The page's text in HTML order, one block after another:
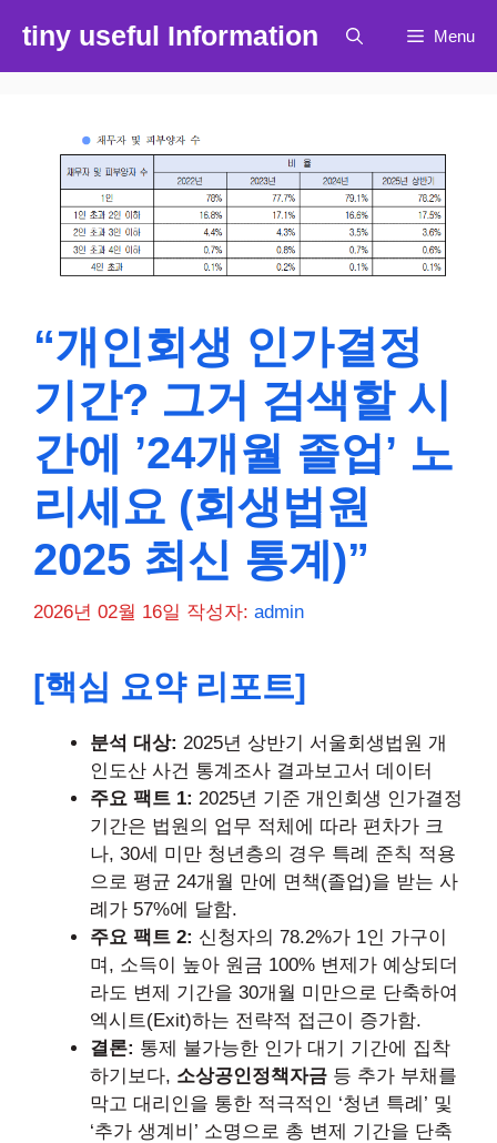
츠
tiny useful Information Menu
“개인회생 인가결정
기간? 그거 검색할 시
간에 ’24개월 졸업’ 노
리세요 (회생법원
2025 최신 통계)”
2026년 02월 16일 작성자: admin
[핵심 요약 리포트]
분석 대상: 2025년 상반기 서울회생법원 개
인도산 사건 통계조사 결과보고서 데이터
주요 팩트 1: 2025년 기준 개인회생 인가결정
기간은 법원의 업무 적체에 따라 편차가 크
나, 30세 미만 청년층의 경우 특례 준칙 적용
으로 평균 24개월 만에 면책(졸업)을 받는 사
례가 57%에 달함.
주요 팩트 2: 신청자의 78.2%가 1인 가구이
며, 소득이 높아 원금 100% 변제가 예상되더
라도 변제 기간을 30개월 미만으로 단축하여
엑시트(Exit)하는 전략적 접근이 증가함.
결론: 통제 불가능한 인가 대기 기간에 집착
하기보다, 소상공인정책자금 등 추가 부채를
막고 대리인을 통한 적극적인 ‘청년 특례’ 및
‘추가 생계비’ 소명으로 총 변제 기간을 단축